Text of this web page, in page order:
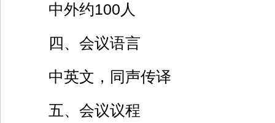
中外约100人
四、会议语言
中英文，同声传译
五、会议议程